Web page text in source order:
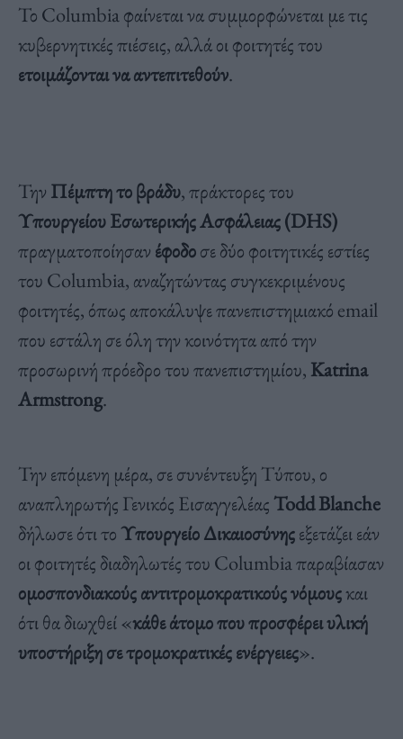
Το Columbia φαίνεται να συμμορφώνεται με τις
κυβερνητικές πιέσεις, αλλά οι φοιτητές του
ετοιμάζονται να αντεπιτεθούν.
Την Πέμπτη το βράδυ, πράκτορες του
Υπουργείου Εσωτερικής Ασφάλειας (DHS)
πραγματοποίησαν έφοδοσε δύο φοιτητικές εστίες
του Columbia, αναζητώντας συγκεκριμένους
φοιτητές, όπως αποκάλυψε πανεπιστημιακό email
που εστάλη σε όλη την κοινότητα από την
προσωρινή πρόεδρο του πανεπιστημίου, Katrina
Armstrong.
Την επόμενη μέρα, σε συνέντευξη Τύπου, ο
αναπληρωτής Γενικός Εισαγγελέας Todd Blanche
δήλωσε ότι το Υπουργείο Δικαιοσύνηςεξετάζει εάν
οι φοιτητές διαδηλωτές του Columbia παραβίασαν
ομοσπονδιακούς αντιτρομοκρατικούς νόμουςκαι
ότι θα διωχθεί «κάθε άτομο που προσφέρει υλική
υποστήριξη σε τρομοκρατικές ενέργειες».